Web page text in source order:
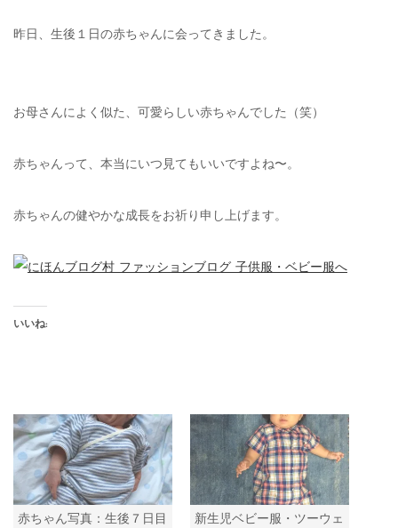
昨日、生後１日の赤ちゃんに会ってきました。
お母さんによく似た、可愛らしい赤ちゃんでした（笑）
赤ちゃんって、本当にいつ見てもいいですよね〜。
赤ちゃんの健やかな成長をお祈り申し上げます。
いいね:
赤ちゃん写真：生後７日目
新生児ベビー服・ツーウェ